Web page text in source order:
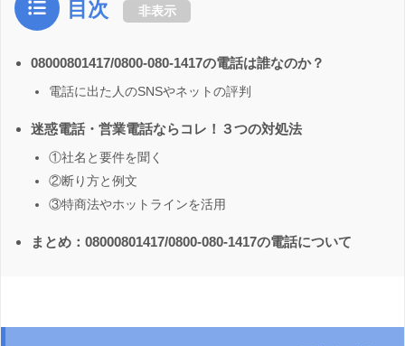
目次 非表示
08000801417/0800-080-1417の電話は誰なのか？
電話に出た人のSNSやネットの評判
迷惑電話・営業電話ならコレ！３つの対処法
①社名と要件を聞く
②断り方と例文
③特商法やホットラインを活用
まとめ：08000801417/0800-080-1417の電話について